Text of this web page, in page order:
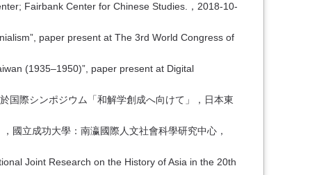
Fairbank Center for Chinese Studies.，2018-10-
paper present at The 3rd World Congress of
(1935–1950)”, paper present at Digital
国際シンポジウム「和解学創成へ向けて」，日本東
國立成功大學：南瀛國際人文社會科學研究中心，
Joint Research on the History of Asia in the 20th